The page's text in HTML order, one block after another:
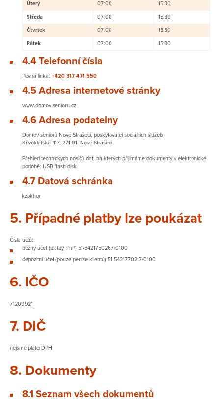
Úterý 07:00 15:30
Středa 07:00 15:30
Čtvrtek 07:00 15:30
Pátek 07:00 15:30
4.4 Telefonní čísla
Pevná linka: +420 317 471 550
4.5 Adresa internetové stránky
www.domov-senioru.cz
4.6 Adresa podatelny
Domov seniorů Nové Strašecí, poskytovatel sociálních služeb
Křivoklátská 417, 271 01 Nové Strašecí
Přehled technických nosičů dat, na kterých přijímáme dokumenty v elektronické
podobě: USB flash disk
4.7 Datová schránka
kzbkhqr
5. Případné platby lze poukázat
Čísla účtů:
běžný účet (platby, PnP) 51-5421750267/0100
depozitní účet (pouze peníze klientů) 51-5421770217/0100
6. IČO
71209921
7. DIČ
nejsme plátci DPH
8. Dokumenty
8.1 Seznam všech dokumentů